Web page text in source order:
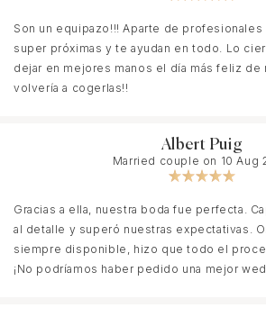
Desde la gestión de los proveedores (que
difícil de lo que una se piensa) hasta
día para saber si llovía o no.
dinero a cambio de nada, siempre hay
que aman su trabajo y te lo transmiten.
una experiencia que jamás olvidaré, me
por poder compartir proyecto y tiempo con
Son un equipazo!!! Aparte de profesionales
super próximas y te ayudan en todo. Lo
dejar en mejores manos el día más feliz de
volvería a cogerlas!!
Albert Puig
Married couple on 10 Aug
Gracias a ella, nuestra boda fue perfecta.
al detalle y superó nuestras expectativas.
siempre disponible, hizo que todo el
¡No podríamos haber pedido una mejor